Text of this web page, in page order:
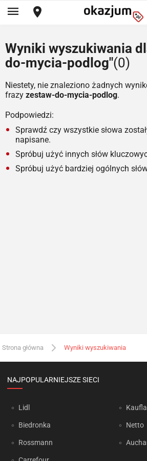
Wyniki wyszukiwania
do-mycia-podlog"(0)
Niestety, nie znaleziono żadnych
frazy zestaw-do-mycia-podlog.
Podpowiedzi:
Sprawdź czy wszystkie słowa
napisane.
Spróbuj użyć innych słów
Spróbuj użyć bardziej ogólnych
Strona główna Wyniki wyszukiwania
NAJPOPULARNIEJSZE SIECI
Lidl
Biedronka
Rossmann
Netto